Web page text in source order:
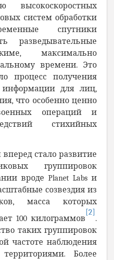
высокоскоростных
систем обработки
спутники
разведывательные
максимально
времени. Это
процесс получения
для лиц,
что особенно ценно
операций и
стихийных
стало развитие
группировок
вроде Planet Labs и
созвездия из
масса которых
100 килограммов
[2]
.
таких группировок
частоте наблюдения
Более